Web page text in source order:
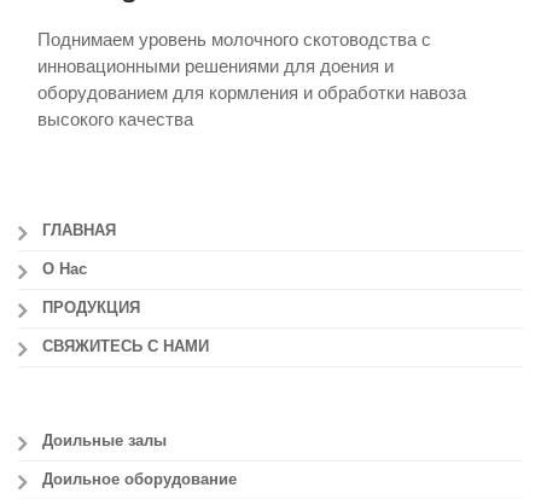
Поднимаем уровень молочного скотоводства с
инновационными решениями для доения и
оборудованием для кормления и обработки навоза
высокого качества
ГЛАВНАЯ
О Нас
ПРОДУКЦИЯ
СВЯЖИТЕСЬ С НАМИ
Доильные залы
Доильное оборудование